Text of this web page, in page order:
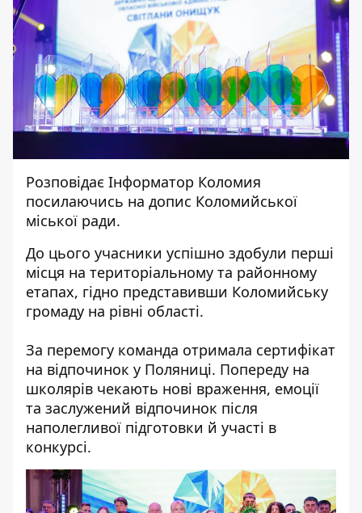
Розповідає Інформатор Коломия
посилаючись на допис Коломийської
міської ради.
До цього учасники успішно здобули перші
місця на територіальному та районному
етапах, гідно представивши Коломийську
громаду на рівні області.
За перемогу команда отримала сертифікат
на відпочинок у Поляниці. Попереду на
школярів чекають нові враження, емоції
та заслужений відпочинок після
наполегливої підготовки й участі в
конкурсі.